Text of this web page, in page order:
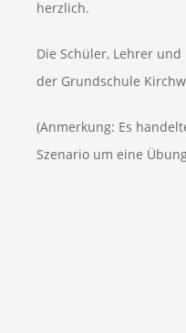
herzlich.
Die Schüler, Lehrer und
der Grundschule
(Anmerkung: Es
Szenario um eine